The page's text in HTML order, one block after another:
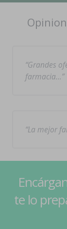
Grandes
farmacia…
La mejor
te lo